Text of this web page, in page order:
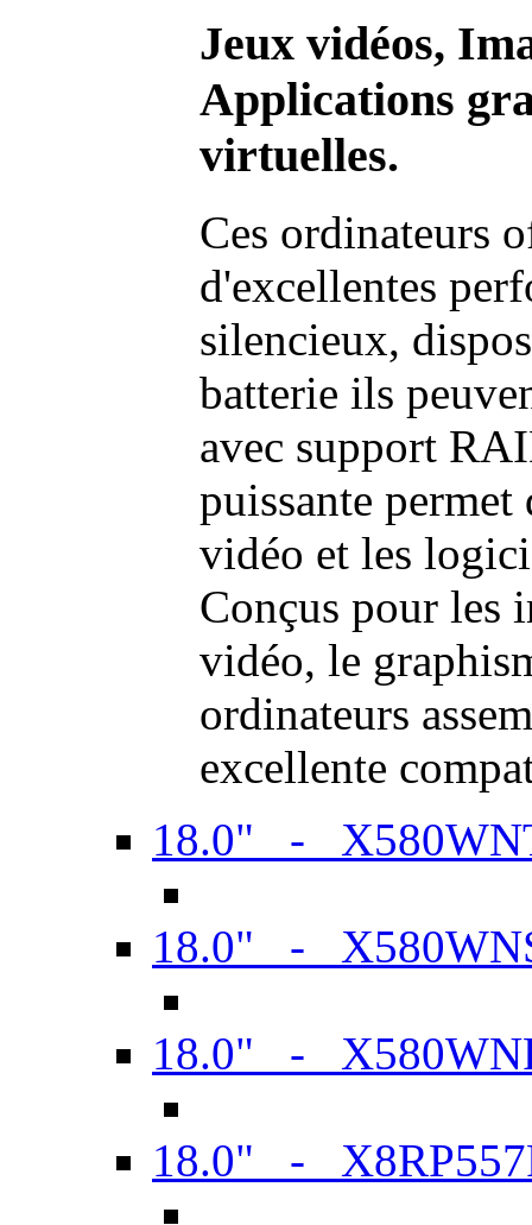
Jeux vidéos,
Applications
virtuelles.
Ces ordinateurs
d'excellentes
silencieux,
batterie ils
avec support
puissante permet
vidéo et les
Conçus pour les
vidéo, le
ordinateurs
excellente
18.0" -
18.0" -
18.0" -
18.0" -